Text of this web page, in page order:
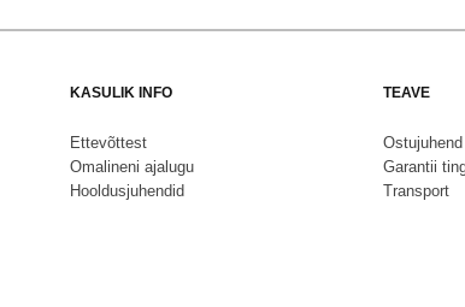
KASULIK INFO
Ettevõttest
Omalineni ajalugu
Hooldusjuhendid
TEAVE
Ostujuhend
Garantii
Transport